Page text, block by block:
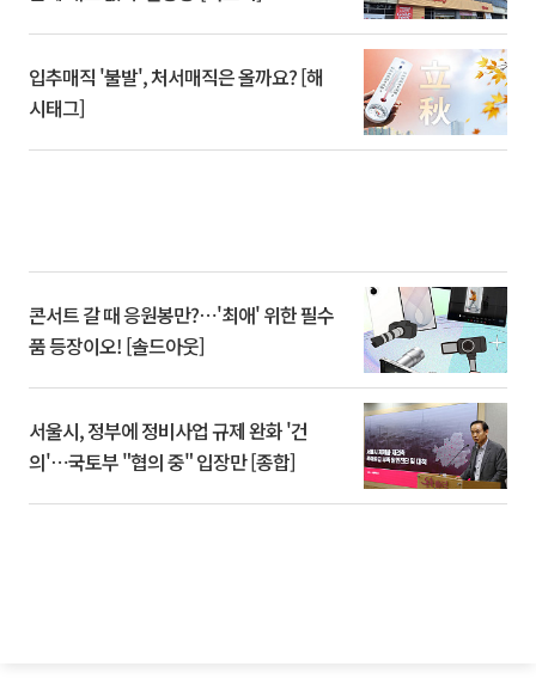
입추매직 '불발', 처서매직은 올까요? [해
시태그]
콘서트 갈 때 응원봉만?⋯'최애' 위한 필수
품 등장이오! [솔드아웃]
서울시, 정부에 정비사업 규제 완화 '건
의'⋯국토부 "협의 중" 입장만 [종합]